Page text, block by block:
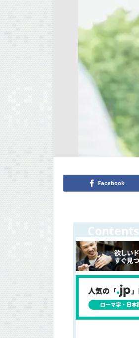
Facebook
Contents